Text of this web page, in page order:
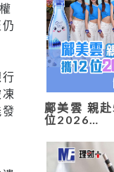
鄺美雲 親
位2026…